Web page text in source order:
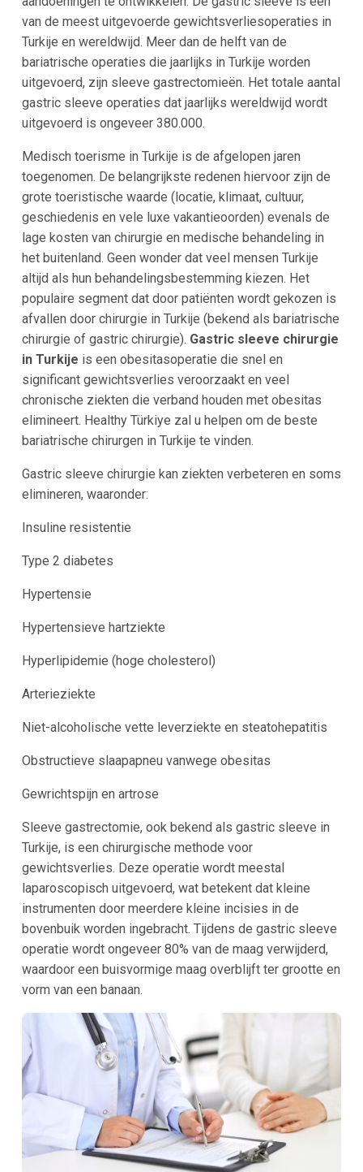
van de meest uitgevoerde gewichtsverliesoperaties in
Turkije en wereldwijd. Meer dan de helft van de
bariatrische operaties die jaarlijks in Turkije worden
uitgevoerd, zijn sleeve gastrectomieën. Het totale aantal
gastric sleeve operaties dat jaarlijks wereldwijd wordt
uitgevoerd is ongeveer 380.000.
Medisch toerisme in Turkije is de afgelopen jaren
toegenomen. De belangrijkste redenen hiervoor zijn de
grote toeristische waarde (locatie, klimaat, cultuur,
geschiedenis en vele luxe vakantieoorden) evenals de
lage kosten van chirurgie en medische behandeling in
het buitenland. Geen wonder dat veel mensen Turkije
altijd als hun behandelingsbestemming kiezen. Het
populaire segment dat door patiënten wordt gekozen is
afvallen door chirurgie in Turkije (bekend als bariatrische
chirurgie of gastric chirurgie). Gastric sleeve chirurgie
in Turkije is een obesitasoperatie die snel en
significant gewichtsverlies veroorzaakt en veel
chronische ziekten die verband houden met obesitas
elimineert. Healthy Türkiye zal u helpen om de beste
bariatrische chirurgen in Turkije te vinden.
Gastric sleeve chirurgie kan ziekten verbeteren en soms
elimineren, waaronder:
Insuline resistentie
Type 2 diabetes
Hypertensie
Hypertensieve hartziekte
Hyperlipidemie (hoge cholesterol)
Arterieziekte
Niet-alcoholische vette leverziekte en steatohepatitis
Obstructieve slaapapneu vanwege obesitas
Gewrichtspijn en artrose
Sleeve gastrectomie, ook bekend als gastric sleeve in
Turkije, is een chirurgische methode voor
gewichtsverlies. Deze operatie wordt meestal
laparoscopisch uitgevoerd, wat betekent dat kleine
instrumenten door meerdere kleine incisies in de
bovenbuik worden ingebracht. Tijdens de gastric sleeve
operatie wordt ongeveer 80% van de maag verwijderd,
waardoor een buisvormige maag overblijft ter grootte en
vorm van een banaan.